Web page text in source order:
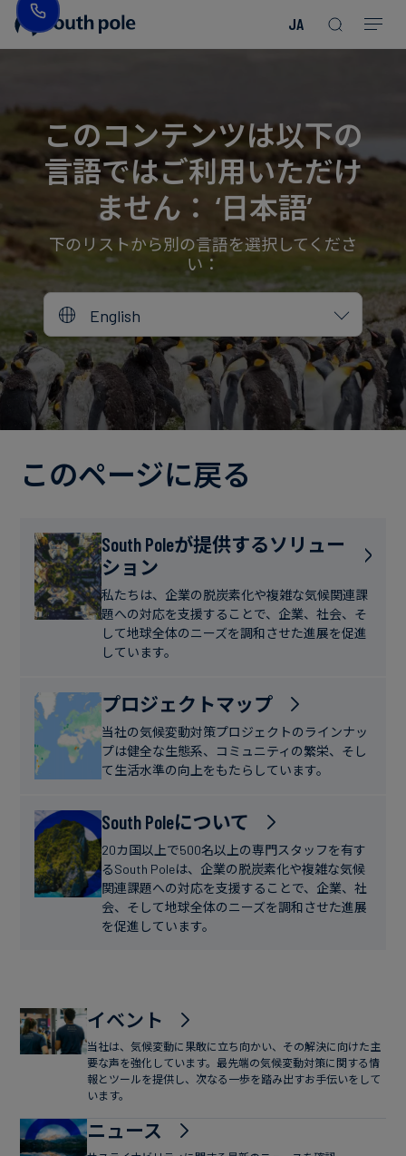
JA
役
員
紹
介
所
地
誠
実
へ
り
み
ァ
ッ
シ
ョ
ン
エ
ル
ギ
ー・
電
ガ
ス
食
飲
料
ス
テ
ナ
ブ
フ
ァ
イ
ナ
ン
ク
ト
を
見
る
レ
ポ
ー
ト
後
イ
ベ
ン
ト
ブ
ロ
ー
ス
ス
デ
ィ
ニ
ー
ス
Read more
Read more
Read more
Read more
Read more
Read more
Read more
Read more
Read more Read more
このコンテンツは以下の
言語ではご利用いただけ
ません： ‘日本語’
下のリストから別の言語を選択してくださ
い：
English
このページに戻る
South Poleが提供するソリュー
ション
私たちは、企業の脱炭素化や複雑な気候関連課
題への対応を支援することで、企業、社会、そ
して地球全体のニーズを調和させた進展を促進
しています。
プロジェクトマップ
当社の気候変動対策プロジェクトのラインナッ
プは健全な生態系、コミュニティの繁栄、そし
て生活水準の向上をもたらしています。
South Poleについて
20カ国以上で500名以上の専門スタッフを有す
るSouth Poleは、企業の脱炭素化や複雑な気候
関連課題への対応を支援することで、企業、社
会、そして地球全体のニーズを調和させた進展
を促進しています。
イベント
当社は、気候変動に果敢に立ち向かい、その解決に向けた主
要な声を強化しています。最先端の気候変動対策に関する情
報とツールを提供し、次なる一歩を踏み出すお手伝いをして
います。
ニュース